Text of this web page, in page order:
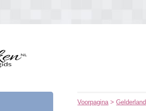
Voorpagina>Gelderland